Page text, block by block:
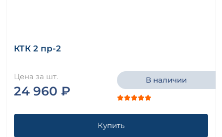
КТК 2 пр-2
Цена за шт.
24 960 ₽
В наличии
Купить